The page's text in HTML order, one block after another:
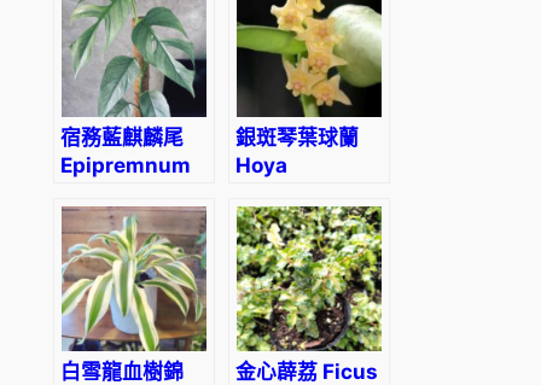
a
量
宿務藍麒麟尾
Epipremnum
‘Cebu Blue’
銀斑琴葉球蘭
Hoya
silver
白雪龍血樹錦
金心薜荔 Ficus